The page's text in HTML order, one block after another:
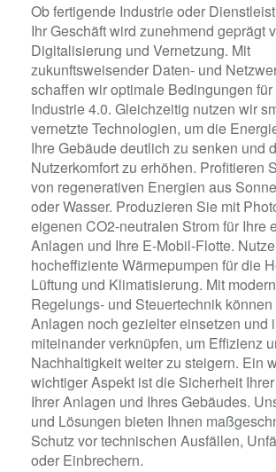
Ob fertigende Industrie oder
Ihr Geschäft wird zunehmend geprägt
Digitalisierung und Vernetzung. Mit
zukunftsweisender Daten- und
schaffen wir optimale Bedingungen
Industrie 4.0. Gleichzeitig nutzen wir
vernetzte Technologien, um die
Ihre Gebäude deutlich zu senken und
Nutzerkomfort zu erhöhen. Profitieren
von regenerativen Energien aus
oder Wasser. Produzieren Sie mit
eigenen CO2-neutralen Strom für Ihre
Anlagen und Ihre E-Mobil-Flotte.
hocheffiziente Wärmepumpen für die
Lüftung und Klimatisierung. Mit
Regelungs- und Steuertechnik
Anlagen noch gezielter einsetzen und
miteinander verknüpfen, um Effizienz
Nachhaltigkeit weiter zu steigern. Ein
wichtiger Aspekt ist die Sicherheit
Ihrer Anlagen und Ihres Gebäudes.
und Lösungen bieten Ihnen
Schutz vor technischen Ausfällen,
oder Einbrechern.